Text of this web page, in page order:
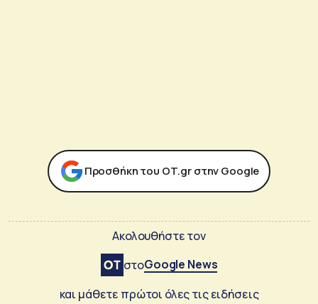
Προσθήκη του ΟΤ.gr στην Google
Ακολουθήστε τον
στοGoogle News
και μάθετε πρώτοι όλες τις ειδήσεις